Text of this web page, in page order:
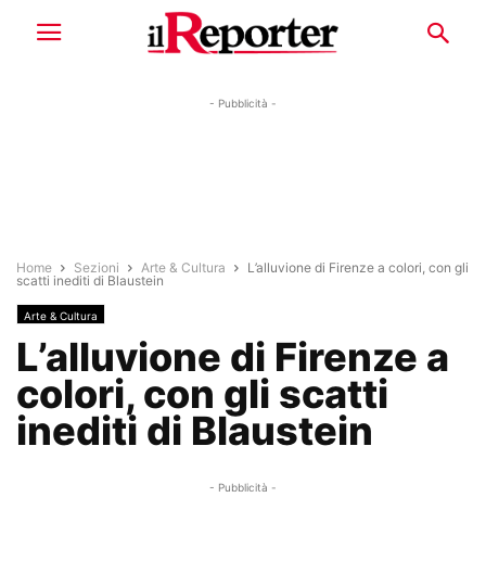
- Pubblicità -
Home Sezioni Arte & Cultura
L’alluvione di Firenze a colori, con gli
scatti inediti di Blaustein
Arte & Cultura
L’alluvione di Firenze a
colori, con gli scatti
inediti di Blaustein
- Pubblicità -